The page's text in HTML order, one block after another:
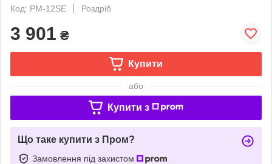
Код: PM-12SE
Роздріб
3 901 ₴
Купити
або
Купити з
Що таке купити з Пром?
Замовлення під захистом